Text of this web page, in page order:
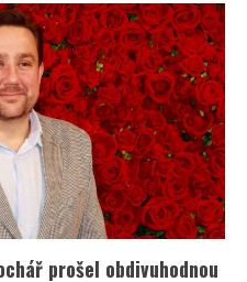
prošel obdivuhodnou